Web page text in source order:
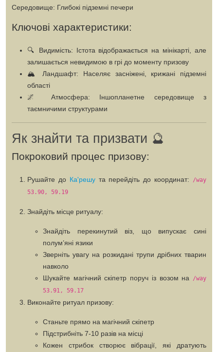
Середовище: Глибокі підземні печери
Ключові характеристики:
🔍 Видимість: Істота відображається на мінікарті, але
залишається невидимою в грі до моменту призову
🏔️ Ландшафт: Населяє засніжені, крижані підземні
області
🌌 Атмосфера: Іншопланетне середовище з
таємничими структурами
Як знайти та призвати 🔮
Покроковий процес призову:
Рушайте до Ка'решута перейдіть до координат:
/way
53.90, 59.19
Знайдіть місце ритуалу:
Знайдіть перекинутий віз , що випускає сині
полум’яні язики
Зверніть увагу на розкидані трупи дрібних тварин
навколо
Шукайте магічний скіпетр поруч із возом на
/way
53.91, 59.17
Виконайте ритуал призову:
Станьте прямо на магічний скіпетр
Підстрибніть 7-10 разів на місці
Кожен стрибок створює вібрації, які дратують